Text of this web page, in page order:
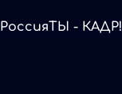
РоссияТЫ - КАДР!